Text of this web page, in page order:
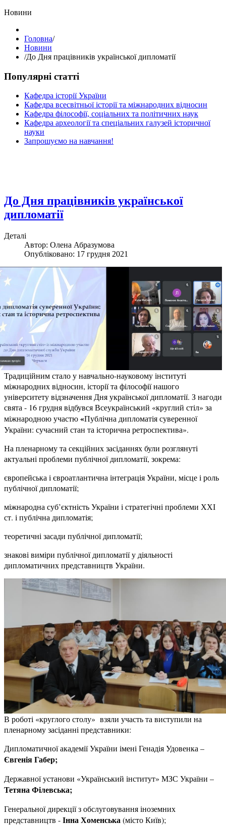
Hовини
Головна/
Hовини
/До Дня працівників української дипломатії
Популярні статті
Кафедра історії України
Кафедра всесвітньої історії та міжнародних відносин
Кафедра філософії, соціальних та політичних наук
Кафедра археології та спеціальних галузей історичної
науки
Запрошуємо на навчання!
До Дня працівників української
дипломатії
Деталі
Автор: Олена Абразумова
Опубліковано: 17 грудня 2021
Традиційним стало у навчально-науковому інституті
міжнародних відносин, історії та філософії нашого
університету відзначення Дня української дипломатії. З нагоди
свята - 16 грудня відбувся Всеукраїнський «круглий стіл» за
міжнародною участю«Публічна дипломатія суверенної
України: сучасний стан та історична ретроспектива».
На пленарному та секційних засіданнях були розглянуті
актуальні проблеми публічної дипломатії, зокрема:
європейська і євроатлантична інтеграція України, місце і роль
публічної дипломатії;
міжнародна суб’єктність України і стратегічні проблеми ХХІ
ст. і публічна дипломатія;
теоретичні засади публічної дипломатії;
знакові виміри публічної дипломатії у діяльності
дипломатичних представництв України.
В роботі «круглого столу» взяли участь та виступили на
пленарному засіданні представники:
Дипломатичної академії України імені Генадія Удовенка –
Євгенія Габер;
Державної установи «Український інститут» МЗС України –
Тетяна Філевська;
Генеральної дирекції з обслуговування іноземних
представництв -Інна Хоменська(місто Київ);